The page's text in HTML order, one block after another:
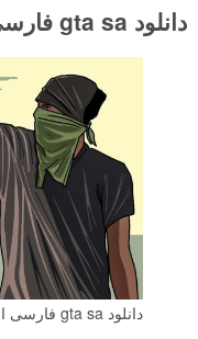
دانلود gta sa فارسی مخصوص اندروید 11 و 12
دانلود gta sa فارسی اندروید 11